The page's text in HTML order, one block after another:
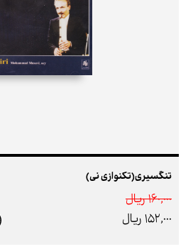
تنگسیری(تکنوازی نی)
160,000 ريال
152,000 ريال